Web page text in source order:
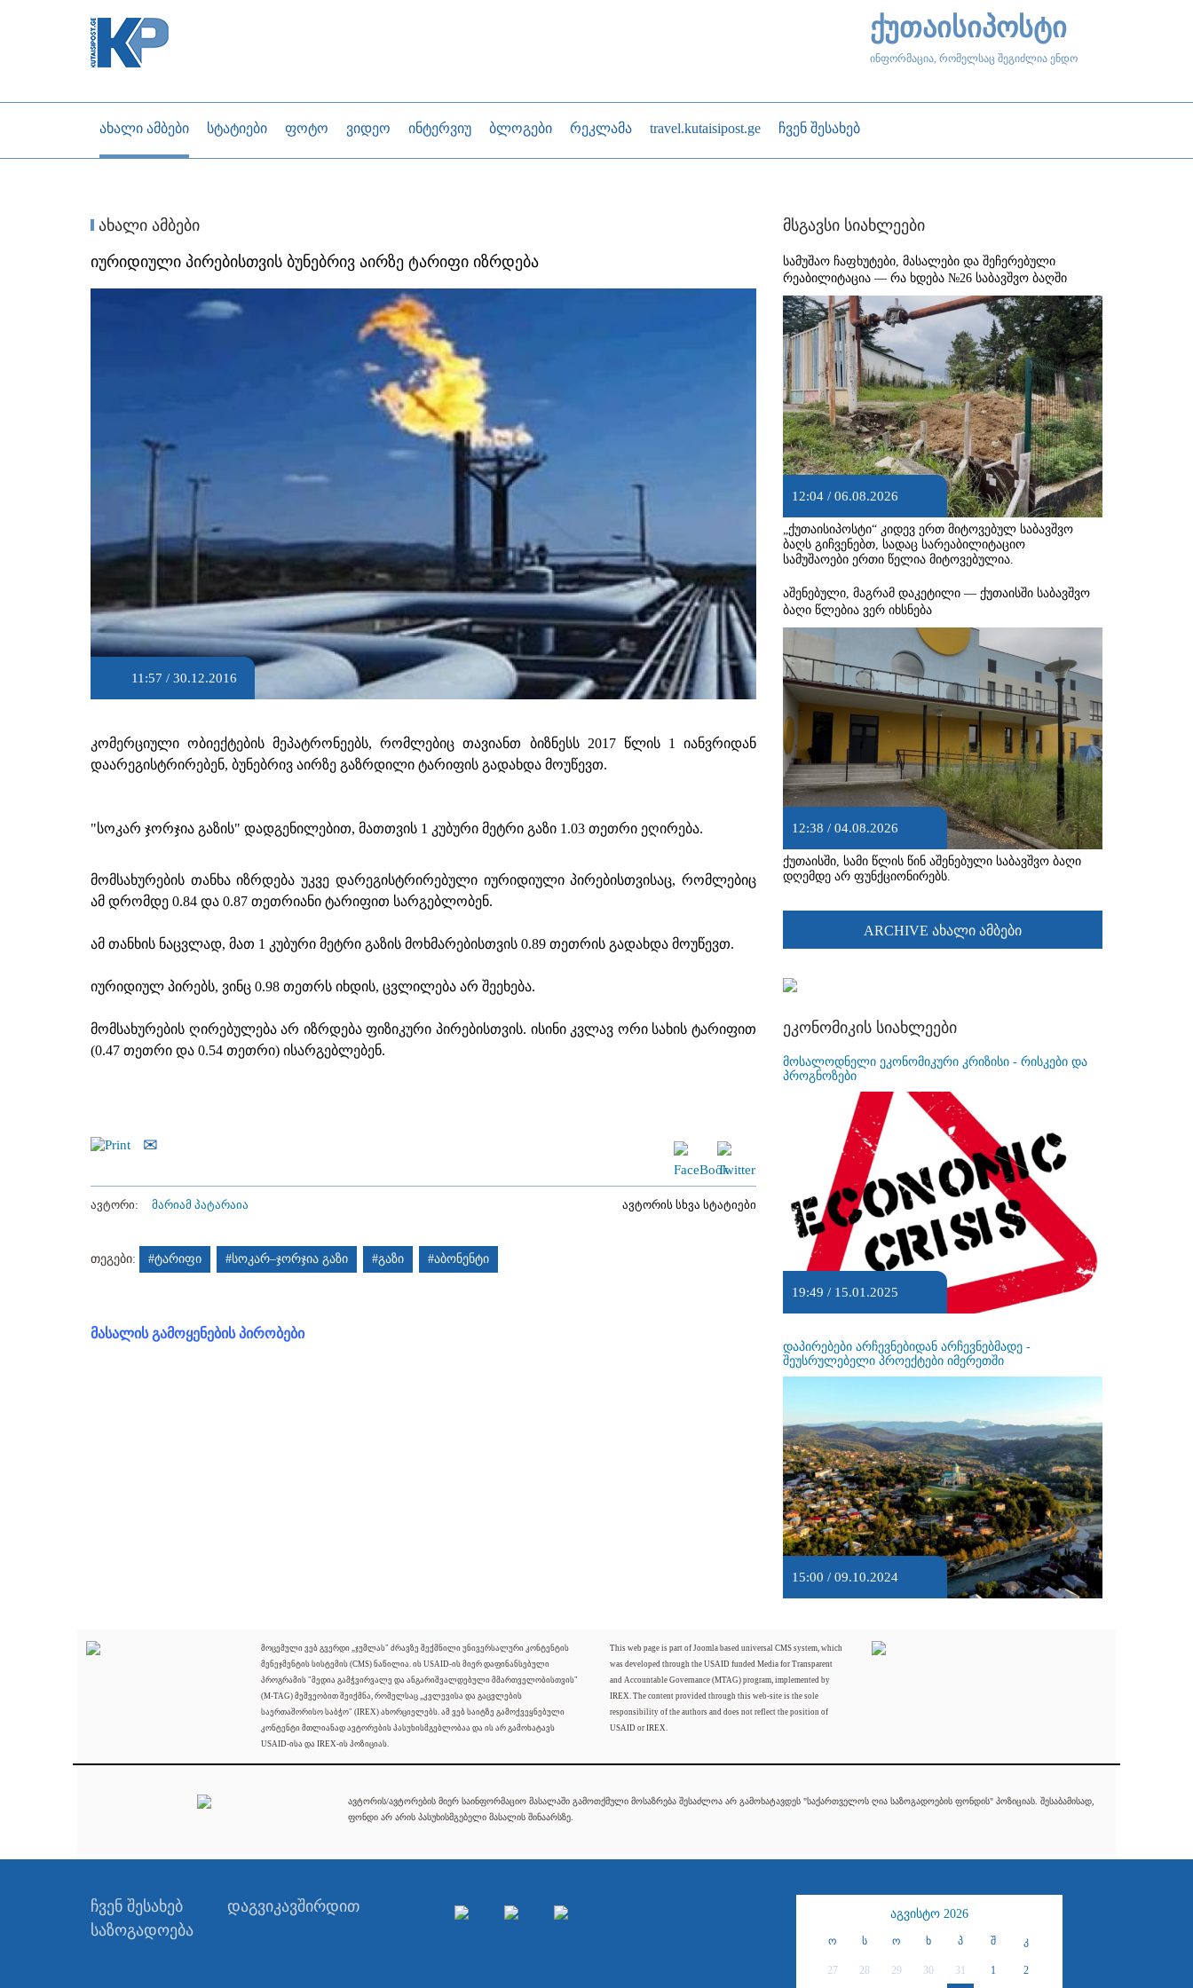
ქუთაისიპოსტი
ინფორმაცია, რომელსაც შეგიძლია ენდო
ახალი ამბები სტატიები ფოტო ვიდეო ინტერვიუ ბლოგები რეკლამა travel.kutaisipost.ge ჩვენ შესახებ
ახალი ამბები
იურიდიული პირებისთვის ბუნებრივ აირზე ტარიფი იზრდება
11:57 / 30.12.2016
კომერციული ობიექტების მეპატრონეებს, რომლებიც თავიანთ ბიზნესს 2017 წლის 1 იანვრიდან
დაარეგისტრირებენ, ბუნებრივ აირზე გაზრდილი ტარიფის გადახდა მოუწევთ.
"სოკარ ჯორჯია გაზის" დადგენილებით, მათთვის 1 კუბური მეტრი გაზი 1.03 თეთრი ეღირება.
მომსახურების თანხა იზრდება უკვე დარეგისტრირებული იურიდიული პირებისთვისაც, რომლებიც
ამ დრომდე 0.84 და 0.87 თეთრიანი ტარიფით სარგებლობენ.
ამ თანხის ნაცვლად, მათ 1 კუბური მეტრი გაზის მოხმარებისთვის 0.89 თეთრის გადახდა მოუწევთ.
იურიდიულ პირებს, ვინც 0.98 თეთრს იხდის, ცვლილება არ შეეხება.
მომსახურების ღირებულება არ იზრდება ფიზიკური პირებისთვის. ისინი კვლავ ორი სახის ტარიფით
(0.47 თეთრი და 0.54 თეთრი) ისარგებლებენ.
ავტორი: მარიამ პატარაია ავტორის სხვა სტატიები
თეგები: #ტარიფი #სოკარ–ჯორჯია გაზი #გაზი #აბონენტი
მასალის გამოყენების პირობები
მსგავსი სიახლეები
სამუშაო ჩაფხუტები, მასალები და შეჩერებული
რეაბილიტაცია — რა ხდება №26 საბავშვო ბაღში
12:04 / 06.08.2026
„ქუთაისიპოსტი“ კიდევ ერთ მიტოვებულ საბავშვო
ბაღს გიჩვენებთ, სადაც სარეაბილიტაციო
სამუშაოები ერთი წელია მიტოვებულია.
აშენებული, მაგრამ დაკეტილი — ქუთაისში საბავშვო
ბაღი წლებია ვერ იხსნება
12:38 / 04.08.2026
ქუთაისში, სამი წლის წინ აშენებული საბავშვო ბაღი
დღემდე არ ფუნქციონირებს.
ARCHIVE ახალი ამბები
ეკონომიკის სიახლეები
მოსალოდნელი ეკონომიკური კრიზისი - რისკები და
პროგნოზები
19:49 / 15.01.2025
დაპირებები არჩევნებიდან არჩევნებმადე -
შეუსრულებელი პროექტები იმერეთში
15:00 / 09.10.2024
მოცემული ვებ გვერდი „ჯუმლას" ძრავზე შექმნილი უნივერსალური კონტენტის
მენეჯმენტის სისტემის (CMS) ნაწილია. ის USAID-ის მიერ დაფინანსებული
პროგრამის "მედია გამჭვირვალე და ანგარიშვალდებული მმართველობისთვის"
(M-TAG) მეშვეობით შეიქმნა, რომელსაც „კვლევისა და გაცვლების
საერთაშორისო საბჭო" (IREX) ახორციელებს. ამ ვებ საიტზე გამოქვეყნებული
კონტენტი მთლიანად ავტორების პასუხისმგებლობაა და ის არ გამოხატავს
USAID-ისა და IREX-ის პოზიციას.
This web page is part of Joomla based universal CMS system, which
was developed through the USAID funded Media for Transparent
and Accountable Governance (MTAG) program, implemented by
IREX. The content provided through this web-site is the sole
responsibility of the authors and does not reflect the position of
USAID or IREX.
ავტორის/ავტორების მიერ საინფორმაციო მასალაში გამოთქმული მოსაზრება შესაძლოა არ გამოხატავდეს "საქართველოს ღია საზოგადოების ფონდის" პოზიციას. შესაბამისად,
ფონდი არ არის პასუხისმგებელი მასალის შინაარსზე.
ჩვენ შესახებ
დაგვიკავშირდით
საზოგადოება
აგვისტო 2026
ო ს ო ხ პ შ კ
27 28 29 30 31 1 2